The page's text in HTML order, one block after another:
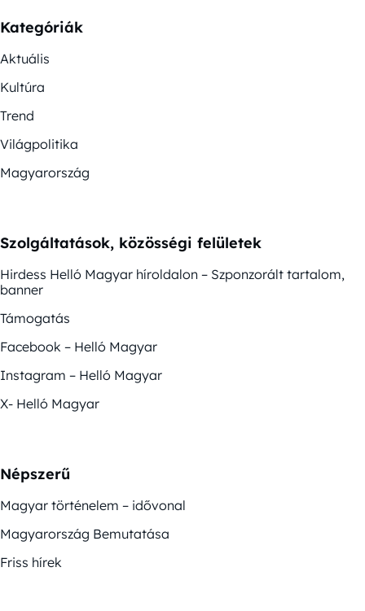
Kategóriák
Aktuális
Kultúra
Trend
Világpolitika
Magyarország
Szolgáltatások, közösségi felületek
Hirdess Helló Magyar híroldalon – Szponzorált tartalom,
banner
Támogatás
Facebook – Helló Magyar
Instagram – Helló Magyar
X- Helló Magyar
Népszerű
Magyar történelem – idővonal
Magyarország Bemutatása
Friss hírek